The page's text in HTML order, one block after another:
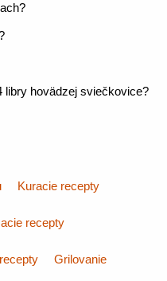
libry hovädzej sviečkovice?
Kuracie recepty
recepty
Grilovanie